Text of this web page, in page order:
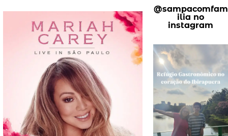
@sampacomfam
ilia no
instagram